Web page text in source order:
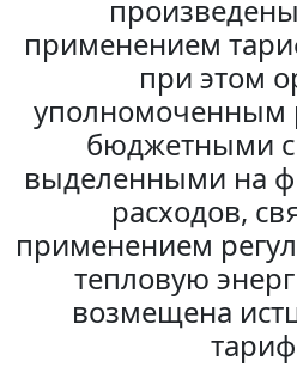
применением
при этом
уполномоченным
бюджетными
выделенными на
расходов,
применением
тепловую
возмещена